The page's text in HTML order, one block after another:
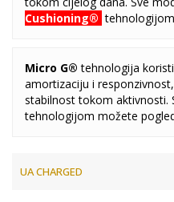
Cushioning®
Micro G® tehnologija
amortizaciju i
stabilnost tokom aktivnosti.
tehnologijom možete
UA CHARGED